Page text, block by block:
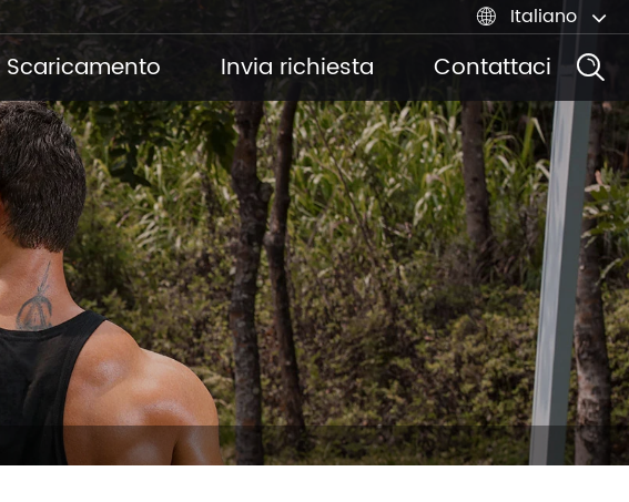
 Italiano
Scaricamento Invia richiesta Contattaci